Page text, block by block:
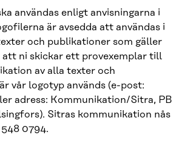
användas enligt anvisningarna i
är avsedda att användas i
och publikationer som gäller
att ni skickar ett provexemplar till
av alla texter och
vår logotyp används (e-post:
adress: Kommunikation/Sitra, PB
Sitras kommunikation nås
0794.